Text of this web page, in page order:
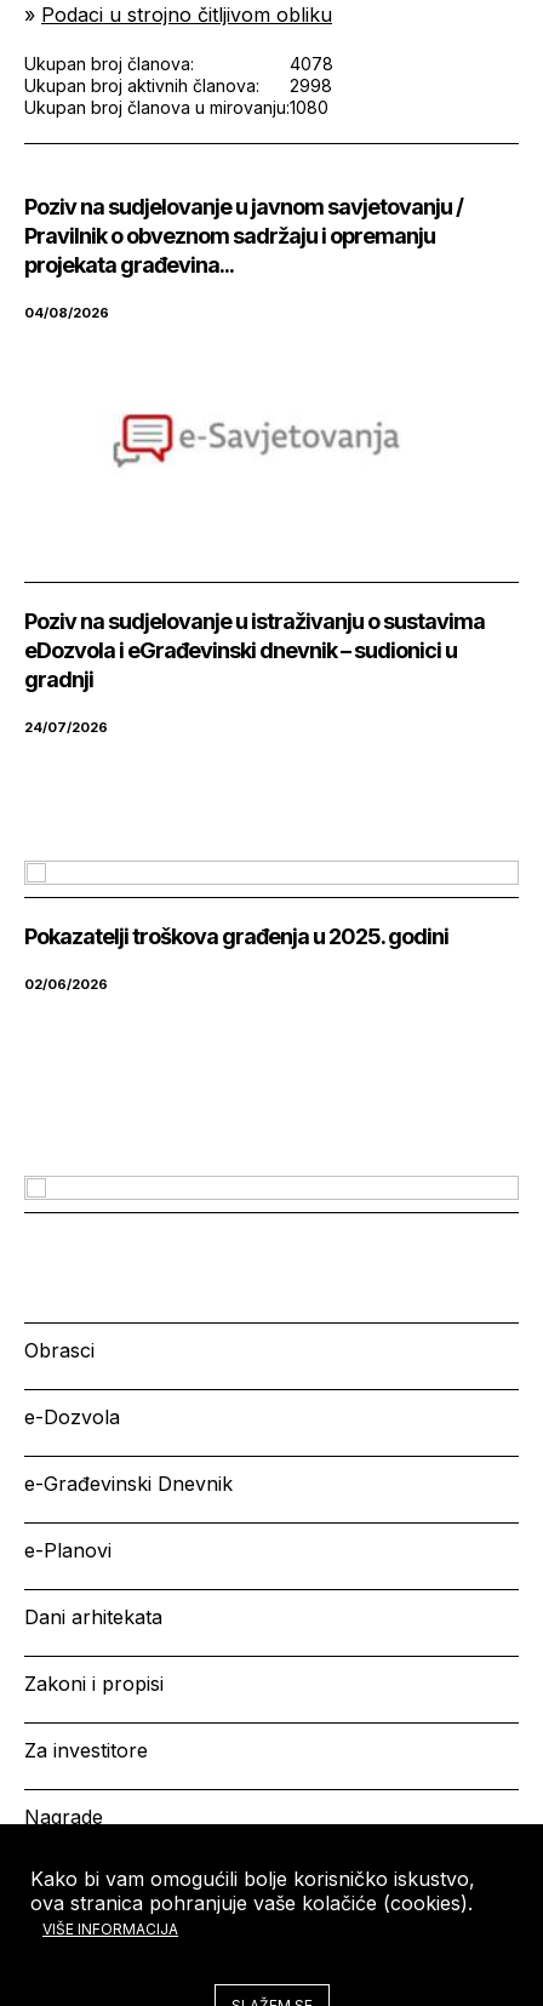
Kako bi vam omogućili bolje korisničko iskustvo,
ova stranica pohranjuje vaše kolačiće (cookies).
VIŠE INFORMACIJA
» Podaci u strojno čitljivom obliku
Ukupan broj članova:
4078
Ukupan broj aktivnih članova:
2998
Ukupan broj članova u mirovanju:1080
Poziv na sudjelovanje u javnom savjetovanju /
Pravilnik o obveznom sadržaju i opremanju
projekata građevina...
04/08/2026
Poziv na sudjelovanje u istraživanju o sustavima
eDozvola i eGrađevinski dnevnik – sudionici u
gradnji
24/07/2026
Pokazatelji troškova građenja u 2025. godini
02/06/2026
Obrasci
e-Dozvola
e-Građevinski Dnevnik
e-Planovi
Dani arhitekata
Zakoni i propisi
Za investitore
Nagrade
HRVATSKA KOMORA
ARHITEKATA
Copyright © HKA 2026